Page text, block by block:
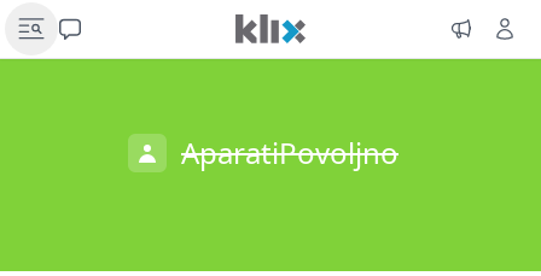
AparatiPovoljno